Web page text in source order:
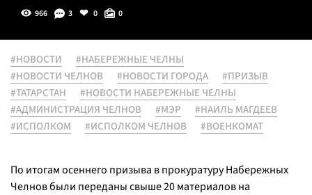
966 3 0 0
#НОВОСТИ
#НАБЕРЕЖНЫЕ ЧЕЛНЫ
#НОВОСТИ ЧЕЛНОВ
#НОВОСТИ ГОРОДА
#ПРИЗЫВ
#ТАТАРСТАН
#НОВОСТИ НАБЕРЕЖНЫЕ ЧЕЛНЫ
#АДМИНИСТРАЦИЯ ЧЕЛНОВ
#МЭР
#НАИЛЬ МАГДЕЕВ
#ИСПОЛКОМ
#ИСПОЛКОМ ЧЕЛНОВ #ВОЕНКОМАТ
По итогам осеннего призыва в прокуратуру Набережных
Челнов были переданы свыше 20 материалов на